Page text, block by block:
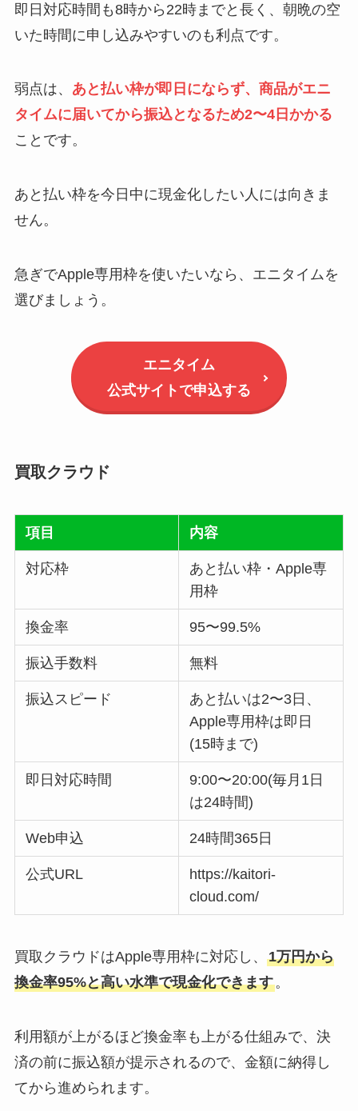
即日対応時間も8時から22時までと長く、朝晩の空
いた時間に申し込みやすいのも利点です。
弱点は、 あと払い枠が即日にならず、商品がエニ
タイムに届いてから振込となるため2〜4日かかる
ことです。
あと払い枠を今日中に現金化したい人には向きま
せん。
急ぎでApple専用枠を使いたいなら、エニタイムを
選びましょう。
エニタイム
公式サイトで申込する
買取クラウド
項目 内容
対応枠
あと払い枠・Apple専
用枠
換金率 95〜99.5%
振込手数料 無料
振込スピード
あと払いは2〜3日、
Apple専用枠は即日
(15時まで)
即日対応時間
9:00〜20:00(毎月1日
は24時間)
Web申込 24時間365日
公式URL
https://kaitori-
cloud.com/
買取クラウドはApple専用枠に対応し、 1万円から
換金率95%と高い水準で現金化できます。
利用額が上がるほど換金率も上がる仕組みで、決
済の前に振込額が提示されるので、金額に納得し
てから進められます。